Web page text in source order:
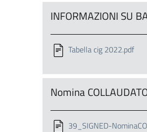
INFORMAZIONI SU
Tabella cig 2022.pdf
Nomina
39_SIGNED-